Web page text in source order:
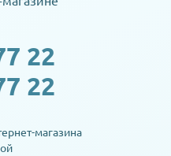
22
22
магазина